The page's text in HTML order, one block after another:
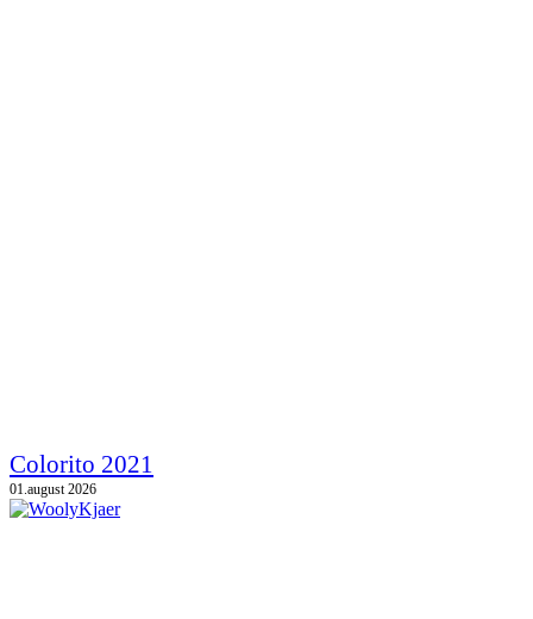
Colorito 2021
01.august 2026